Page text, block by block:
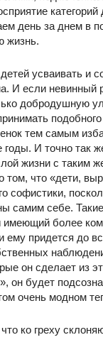
день за днем в
жизнь.
усваивать и
И если невинный
добродушную
тем самым
И точно так
жизни с таким
том, что «дети,
софистики,
самим себе.
имеющий более
ему придется до
он сделает из
он будет
очень модном
ко греху